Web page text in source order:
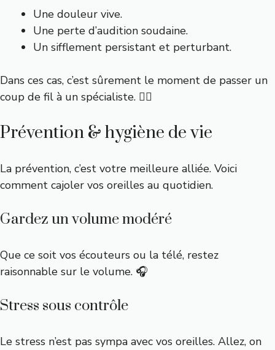
Une douleur vive.
Une perte d’audition soudaine.
Un sifflement persistant et perturbant.
Dans ces cas, c’est sûrement le moment de passer un
coup de fil à un spécialiste. 👨‍⚕️
Prévention & hygiène de vie
La prévention, c’est votre meilleure alliée. Voici
comment cajoler vos oreilles au quotidien.
Gardez un volume modéré
Que ce soit vos écouteurs ou la télé, restez
raisonnable sur le volume. 🎧
Stress sous contrôle
Le stress n’est pas sympa avec vos oreilles. Allez, on